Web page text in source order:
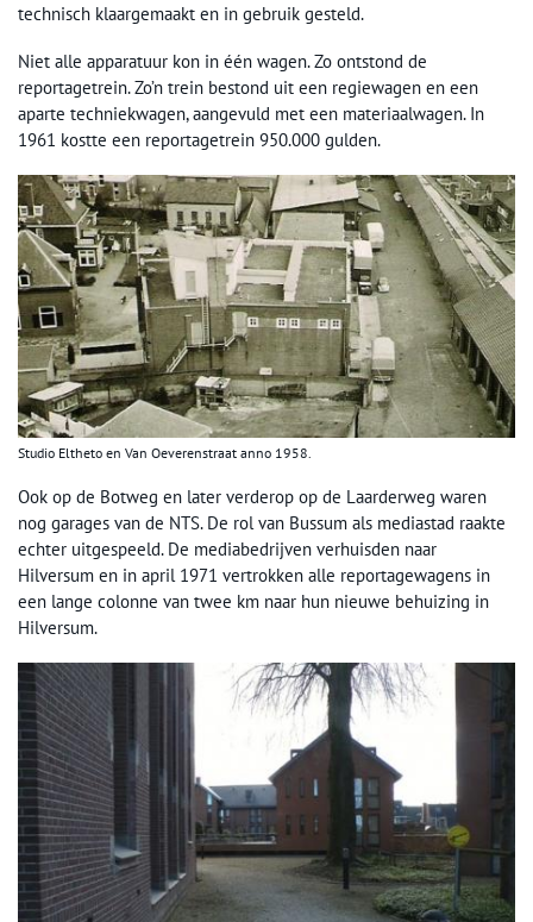
technisch klaargemaakt en in gebruik gesteld.
Niet alle apparatuur kon in één wagen. Zo ontstond de
reportagetrein. Zo’n trein bestond uit een regiewagen en een
aparte techniekwagen, aangevuld met een materiaalwagen. In
1961 kostte een reportagetrein 950.000 gulden.
Studio Eltheto en Van Oeverenstraat anno 1958.
Ook op de Botweg en later verderop op de Laarderweg waren
nog garages van de NTS. De rol van Bussum als mediastad raakte
echter uitgespeeld. De mediabedrijven verhuisden naar
Hilversum en in april 1971 vertrokken alle reportagewagens in
een lange colonne van twee km naar hun nieuwe behuizing in
Hilversum.